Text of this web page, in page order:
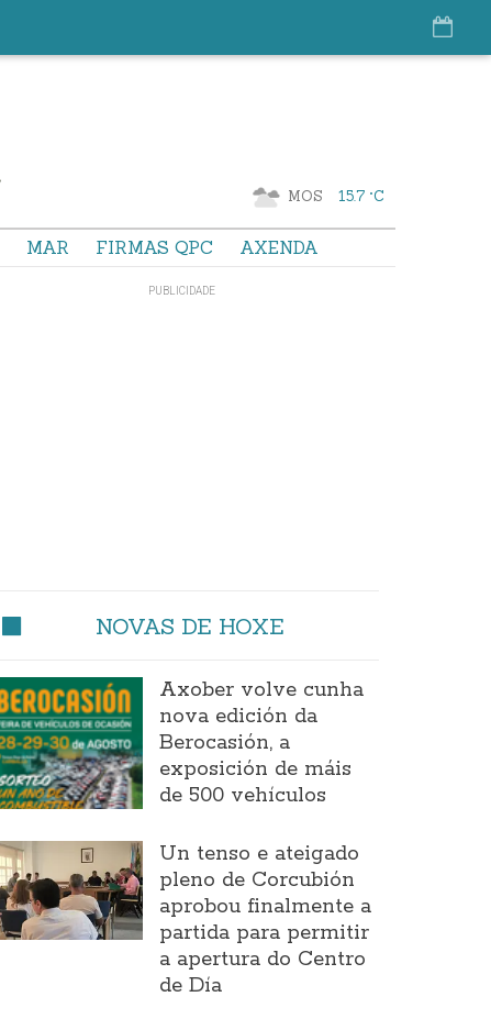
MOS 15.7 °C
MAR FIRMAS QPC AXENDA
NOVAS DE HOXE
Axober volve cunha
nova edición da
Berocasión, a
exposición de máis
de 500 vehículos
Un tenso e ateigado
pleno de Corcubión
aprobou finalmente a
partida para permitir
a apertura do Centro
de Día